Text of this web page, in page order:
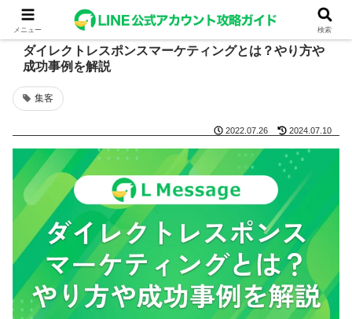
ダイレクトレスポンスマーケティングとは？やり方や
成功事例を解説
集客
2022.07.26 2024.07.10
メニュー 検索